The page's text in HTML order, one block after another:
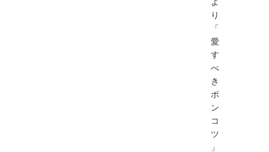
り
「
愛
す
べ
き
ポ
ン
コ
ツ
」